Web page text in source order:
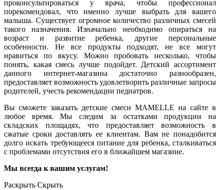
проконсультироваться у врача, чтобы профессионал
порекомендовал, что именно лучше выбрать для вашего
малыша. Существует огромное количество различных смесей
такого назначения. Изначально необходимо опираться на
возраст и развитие ребенка, другие персональные
особенности. Не все продукты подходят, не все могут
нравиться по вкусу. Можно пробовать несколько, чтобы
понять, какая смесь лучше подойдет. Детский ассортимент
данного интернет-магазина достаточно разнообразен,
предоставляет возможность удовлетворить различные запросы
родителей, учесть рекомендации педиатров.
Вы сможете заказать детские смеси MAMELLE на сайте в
любое время. Мы следим за остатками продукции на
складских площадях, что предоставляет возможность в
сжатые сроки доставлять ее клиентам. Вам не понадобится
долго искать требующееся питание для ребенка, сталкиваться
с проблемами отсутствия его в ближайшем магазине.
Мы всегда к вашим услугам!
Раскрыть Скрыть